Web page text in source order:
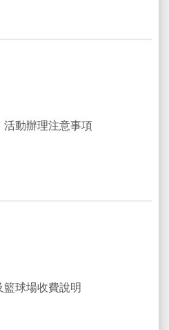
動辦理注意事項
球場收費說明